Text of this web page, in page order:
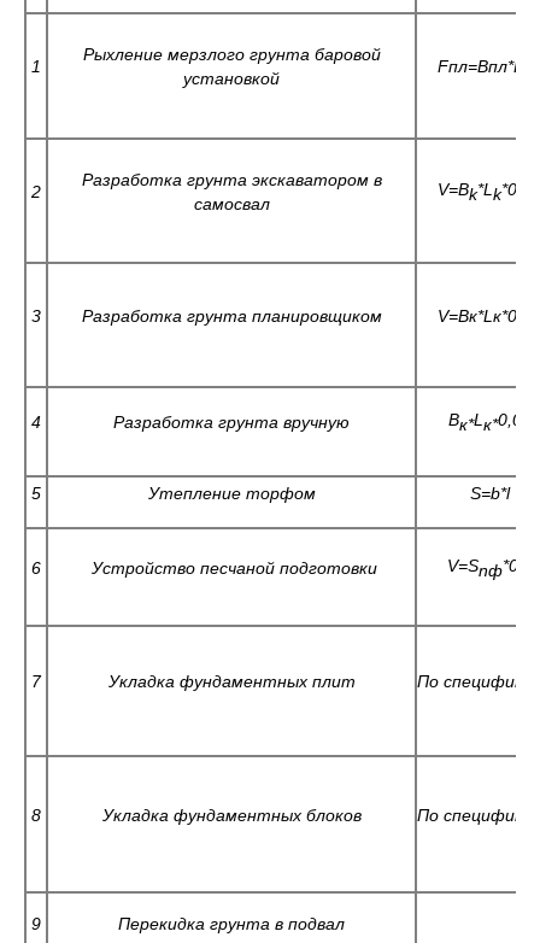
1
Рыхление мерзлого грунта баровой
установкой
2
Разработка грунта экскаватором в
самосвал
V=Bk*L k*0,15
3 Разработка грунта планировщиком V=Вк*L к*0.15
4 Разработка грунта вручную Вк*L к*0,05
5 Утепление торфом S=b*l
6 Устройство песчаной подготовки V=Snф*0,1
7 Укладка фундаментных плит По
8 Укладка фундаментных блоков По
9 Перекидка грунта в подвал